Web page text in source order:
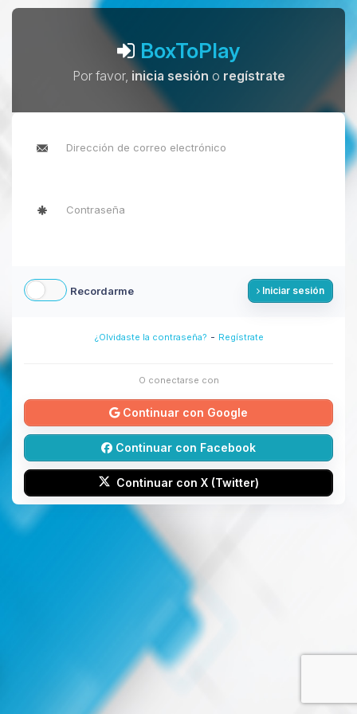
BoxToPlay
Por favor, inicia sesión o regístrate
Recordarme Iniciar sesión
¿Olvidaste la contraseña? - Regístrate
O conectarse con
Continuar con Google
Continuar con Facebook
Continuar con X (Twitter)